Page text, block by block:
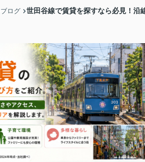
ブログ 世田谷線で賃貸を探すなら必見！沿